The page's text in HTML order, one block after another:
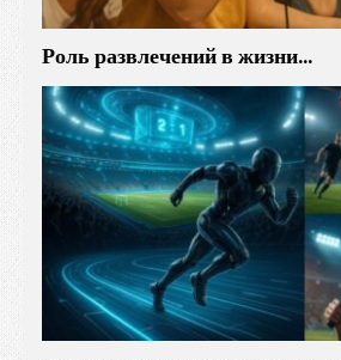
Роль развлечений в жизни…